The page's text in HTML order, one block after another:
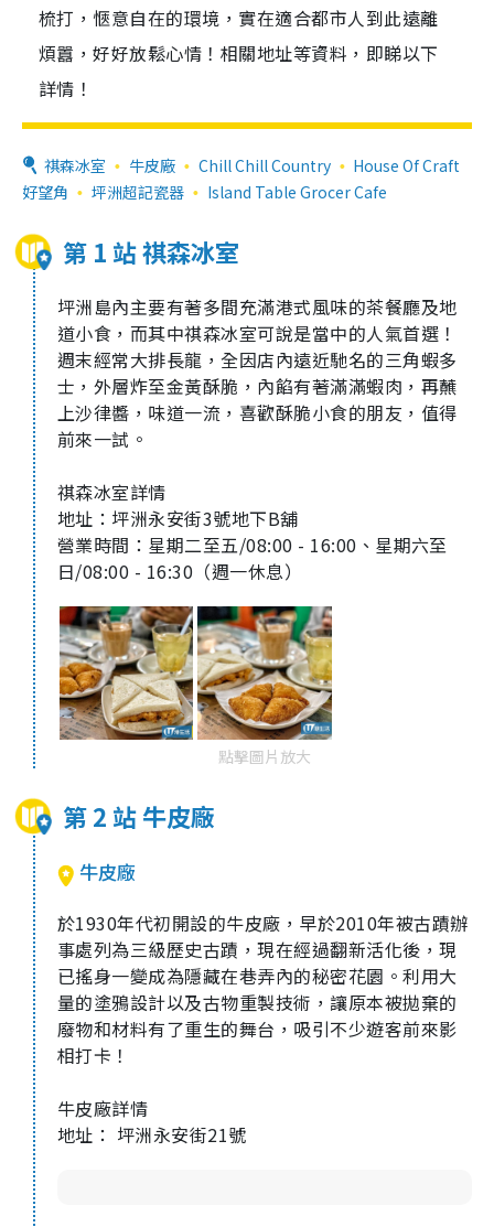
梳打，愜意自在的環境，實在適合都市人到此遠離
煩囂，好好放鬆心情！相關地址等資料，即睇以下
詳情！
祺森冰室 牛皮廠 Chill Chill Country
House Of Craft
好望角
坪洲超記瓷器 Island Table Grocer Cafe
第 1 站 祺森冰室
坪洲島內主要有著多間充滿港式風味的茶餐廳及地
道小食，而其中祺森冰室可說是當中的人氣首選！
週末經常大排長龍，全因店內遠近馳名的三角蝦多
士，外層炸至金黃酥脆，內餡有著滿滿蝦肉，再蘸
上沙律醬，味道一流，喜歡酥脆小食的朋友，值得
前來一試。
祺森冰室詳情
地址：坪洲永安街3號地下B舖
營業時間：星期二至五/08:00 - 16:00 、星期六至
日/08:00 - 16:30 （週一休息）
點擊圖片放大
第 2 站 牛皮廠
牛皮廠
於1930年代初開設的牛皮廠，早於2010年被古蹟辦
事處列為三級歷史古蹟，現在經過翻新活化後，現
已搖身一變成為隱藏在巷弄內的秘密花園。利用大
量的塗鴉設計以及古物重製技術，讓原本被拋棄的
廢物和材料有了重生的舞台，吸引不少遊客前來影
相打卡！
牛皮廠詳情
地址： 坪洲永安街21號